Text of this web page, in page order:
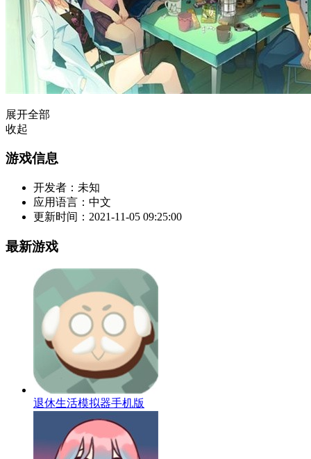
展开全部
收起
游戏信息
开发者： 未知
应用语言： 中文
更新时间： 2021-11-05 09:25:00
最新游戏
退休生活模拟器手机版